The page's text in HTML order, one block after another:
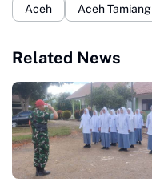
Aceh Aceh Tamiang
Related News